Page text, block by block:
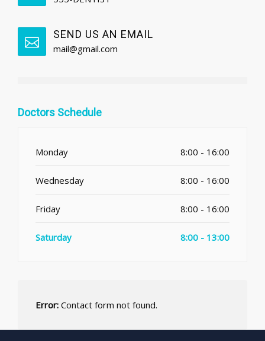
SEND US AN EMAIL
mail@gmail.com
Doctors Schedule
Monday 8:00 - 16:00
Wednesday 8:00 - 16:00
Friday 8:00 - 16:00
Saturday 8:00 - 13:00
Error: Contact form not found.